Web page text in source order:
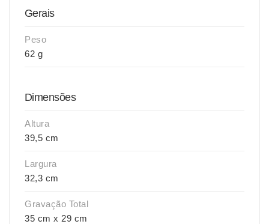
Gerais
Peso
62 g
Dimensões
Altura
39,5 cm
Largura
32,3 cm
Gravação Total
35 cm x 29 cm